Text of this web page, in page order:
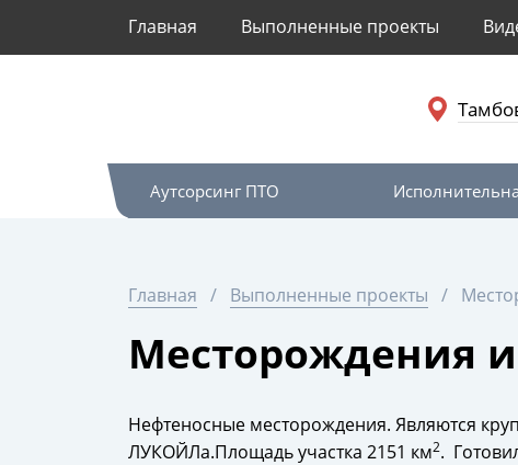
Главная Выполненные проекты
Аутсорсинг ПТО
Главная Выполненные проекты
Месторождения
Нефтеносные месторождения. Являются
ЛУКОЙЛа.Площадь участка 2151 км2.